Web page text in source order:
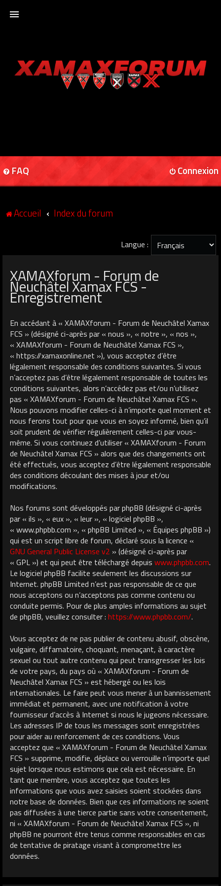
XAMAXFORUM
FAQ Connexion
Accueil Index du forum
Langue :
XAMAXforum - Forum de
Neuchâtel Xamax FCS -
Enregistrement
En accédant à « XAMAXforum - Forum de Neuchâtel Xamax
FCS » (désigné ci-après par « nous », « notre », « nos »,
« XAMAXforum - Forum de Neuchâtel Xamax FCS »,
« https://xamaxonline.net »), vous acceptez d’être
légalement responsable des conditions suivantes. Si vous
n’acceptez pas d’être légalement responsable de toutes les
conditions suivantes, alors n’accédez pas et/ou n’utilisez
pas « XAMAXforum - Forum de Neuchâtel Xamax FCS ».
Nous pouvons modifier celles-ci à n’importe quel moment et
nous ferons tout pour que vous en soyez informé, bien qu’il
soit prudent de vérifier régulièrement celles-ci par vous-
même. Si vous continuez d’utiliser « XAMAXforum - Forum
de Neuchâtel Xamax FCS » alors que des changements ont
été effectués, vous acceptez d’être légalement responsable
des conditions découlant des mises à jour et/ou
modifications.
Nos forums sont développés par phpBB (désigné ci-après
par « ils », « eux », « leur », « logiciel phpBB »,
« www.phpbb.com », « phpBB Limited », « Équipes phpBB »)
qui est un script libre de forum, déclaré sous la licence «
GNU General Public License v2 » (désigné ci-après par
« GPL ») et qui peut être téléchargé depuis www.phpbb.com.
Le logiciel phpBB facilite seulement les discussions sur
Internet. phpBB Limited n’est pas responsable de ce que
nous acceptons ou n’acceptons pas comme contenu ou
conduite permis. Pour de plus amples informations au sujet
de phpBB, veuillez consulter : https://www.phpbb.com/.
Vous acceptez de ne pas publier de contenu abusif, obscène,
vulgaire, diffamatoire, choquant, menaçant, à caractère
sexuel ou tout autre contenu qui peut transgresser les lois
de votre pays, du pays où « XAMAXforum - Forum de
Neuchâtel Xamax FCS » est hébergé ou les lois
internationales. Le faire peut vous mener à un bannissement
immédiat et permanent, avec une notification à votre
fournisseur d’accès à Internet si nous le jugeons nécessaire.
Les adresses IP de tous les messages sont enregistrées
pour aider au renforcement de ces conditions. Vous
acceptez que « XAMAXforum - Forum de Neuchâtel Xamax
FCS » supprime, modifie, déplace ou verrouille n’importe quel
sujet lorsque nous estimons que cela est nécessaire. En
tant que membre, vous acceptez que toutes les
informations que vous avez saisies soient stockées dans
notre base de données. Bien que ces informations ne soient
pas diffusées à une tierce partie sans votre consentement,
ni « XAMAXforum - Forum de Neuchâtel Xamax FCS », ni
phpBB ne pourront être tenus comme responsables en cas
de tentative de piratage visant à compromettre les
données.